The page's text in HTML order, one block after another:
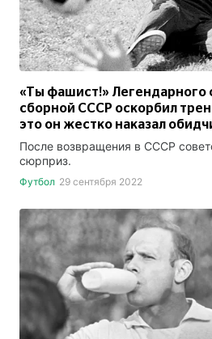
«Ты фашист!» Легендарного
сборной СССР оскорбил
это он жестко наказал
После возвращения в СССР
сюрприз.
Футбол 29 сентября 2022